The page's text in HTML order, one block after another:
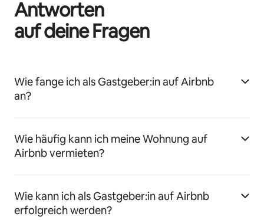
Antworten
auf deine Fragen
Wie fange ich als Gastgeber:in auf Airbnb
an?
Wie häufig kann ich meine Wohnung auf
Airbnb vermieten?
Wie kann ich als Gastgeber:in auf Airbnb
erfolgreich werden?